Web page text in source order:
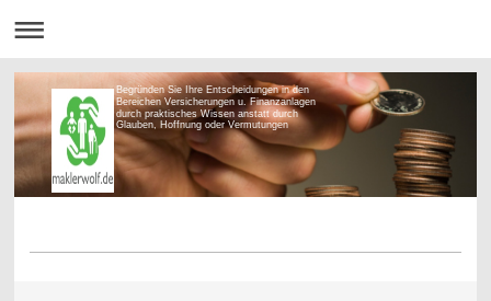
Begründen Sie Ihre Entscheidungen in den
Bereichen Versicherungen u. Finanzanlagen
durch praktisches Wissen anstatt durch
Glauben, Hoffnung oder Vermutungen